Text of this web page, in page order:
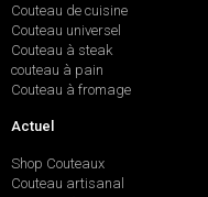
Couteau de cuisine
Couteau universel
Couteau à steak
couteau à pain
Couteau à fromage
Actuel
Shop Couteaux
Couteau artisanal